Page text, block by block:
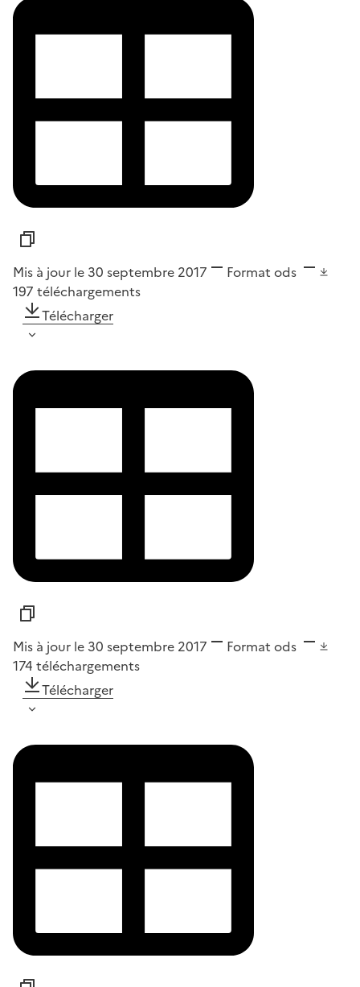
Mis à jour le 30 septembre 2017 Format ods
197 téléchargements
Télécharger
Mis à jour le 30 septembre 2017 Format ods
174 téléchargements
Télécharger